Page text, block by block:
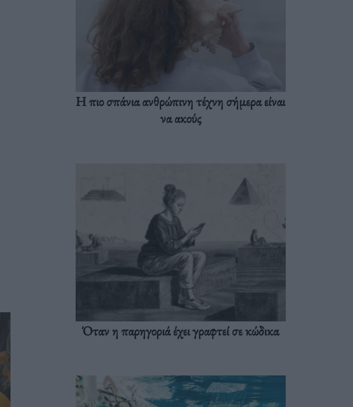
Η πιο σπάνια ανθρώπινη τέχνη σήμερα είναι
να ακούς
Όταν η παρηγοριά έχει γραφτεί σε κώδικα